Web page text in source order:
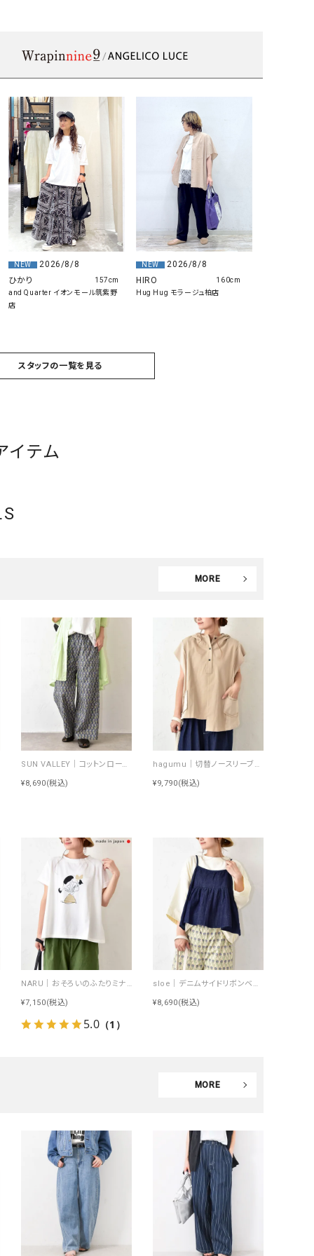
NEW
2026/8/8
ひかり
and Quarter イオンモール筑紫野
店
157cm
NEW
2026/8/8
HIRO
Hug Hug モラージュ柏店
160cm
スタッフの一覧を見る
イテム
MORE
SUN VALLEY｜コットンローンボタニカルプリントパンツ [[SK5060265]][C]
¥8,690(税込)
hagumu｜切替ノースリーブプルオーバー [[66361091]][C]
¥9,790(税込)
NARU｜おそろいのふたりミナミシャツ [[672010]][C]
¥7,150(税込)
5.0（1）
sloe｜デニムサイドリボンベスト [[4404239-H]][C]
¥8,690(税込)
MORE